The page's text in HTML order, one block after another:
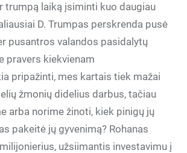
trumpą laiką įsiminti kuo daugiau
D. Trumpas perskrenda pusė
pusantros valandos pasidalytų
pravers kiekvienam
pripažinti, mes kartais tiek mažai
žmonių didelius darbus, tačiau
arba norime žinoti, kiek pinigų jų
pakeitė jų gyvenimą? Rohanas
milijonierius, užsiimantis investavimu į